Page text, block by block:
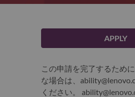
APPLY
この申請を完了するため
な場合は、
ください。